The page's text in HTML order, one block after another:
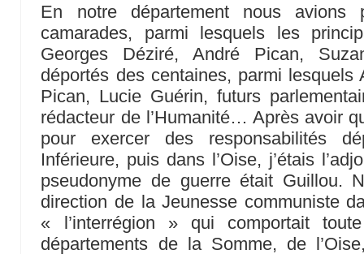
En notre département nous avions
camarades, parmi lesquels les
Georges Déziré, André Pican,
déportés des centaines, parmi lesquels
Pican, Lucie Guérin, futurs
rédacteur de l’Humanité… Après avoir
pour exercer des responsabilités
Inférieure, puis dans l’Oise, j’étais
pseudonyme de guerre était Guillou.
direction de la Jeunesse communiste
« l’interrégion » qui comportait
départements de la Somme, de